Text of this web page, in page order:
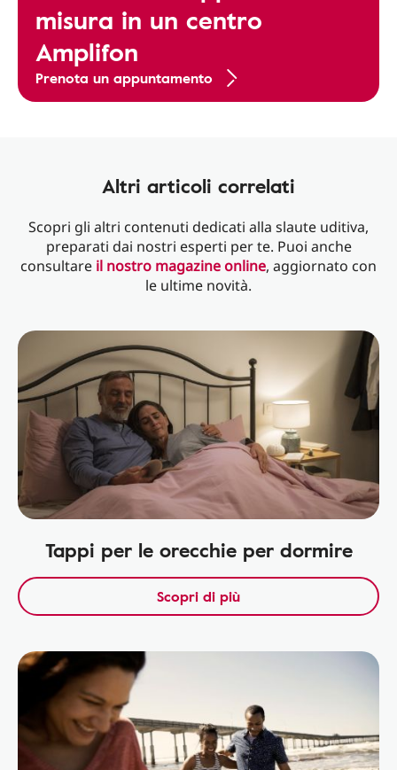
misura in un centro
Amplifon
Prenota un appuntamento
Altri articoli correlati
Scopri gli altri contenuti dedicati alla slaute uditiva,
preparati dai nostri esperti per te. Puoi anche
consultare il nostro magazine online, aggiornato con
le ultime novità.
Tappi per le orecchie per dormire
Scopri di più